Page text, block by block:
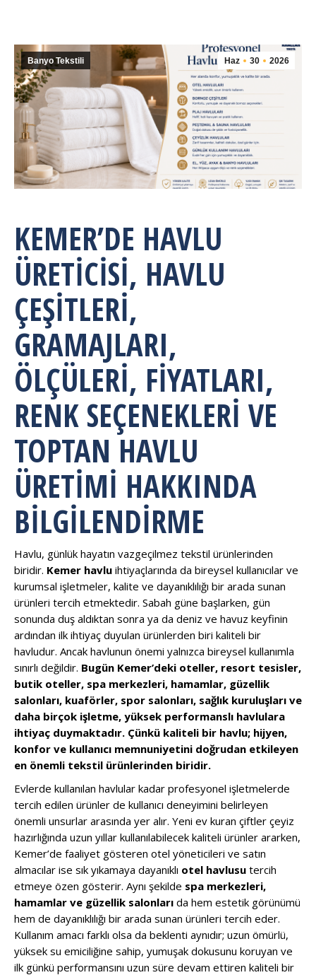
Haz 30 2026
Banyo Tekstili
KEMER’DE HAVLU
ÜRETICISI, HAVLU
ÇEŞITLERI,
GRAMAJLARI,
ÖLÇÜLERI, FIYATLARI,
RENK SEÇENEKLERI VE
TOPTAN HAVLU
ÜRETIMI HAKKINDA
BILGILENDIRME
Havlu, günlük hayatın vazgeçilmez tekstil ürünlerinden
biridir. Kemer havlu ihtiyaçlarında da bireysel kullanıcılar ve
kurumsal işletmeler, kalite ve dayanıklılığı bir arada sunan
ürünleri tercih etmektedir. Sabah güne başlarken, gün
sonunda duş aldıktan sonra ya da deniz ve havuz keyfinin
ardından ilk ihtiyaç duyulan ürünlerden biri kaliteli bir
havludur. Ancak havlunun önemi yalnızca bireysel kullanımla
sınırlı değildir. Bugün Kemer’deki oteller, resort tesisler,
butik oteller, spa merkezleri, hamamlar, güzellik
salonları, kuaförler, spor salonları, sağlık kuruluşları ve
daha birçok işletme, yüksek performanslı havlulara
ihtiyaç duymaktadır. Çünkü kaliteli bir havlu; hijyen,
konfor ve kullanıcı memnuniyetini doğrudan etkileyen
en önemli tekstil ürünlerinden biridir.
Evlerde kullanılan havlular kadar profesyonel işletmelerde
tercih edilen ürünler de kullanıcı deneyimini belirleyen
önemli unsurlar arasında yer alır. Yeni ev kuran çiftler çeyiz
hazırlığında uzun yıllar kullanılabilecek kaliteli ürünler ararken,
Kemer’de faaliyet gösteren otel yöneticileri ve satın
almacılar ise sık yıkamaya dayanıklı otel havlusu tercih
etmeye özen gösterir. Aynı şekilde spa merkezleri,
hamamlar ve güzellik salonları da hem estetik görünümü
hem de dayanıklılığı bir arada sunan ürünleri tercih eder.
Kullanım amacı farklı olsa da beklenti aynıdır; uzun ömürlü,
yüksek su emiciliğine sahip, yumuşak dokusunu koruyan ve
ilk günkü performansını uzun süre devam ettiren kaliteli bir